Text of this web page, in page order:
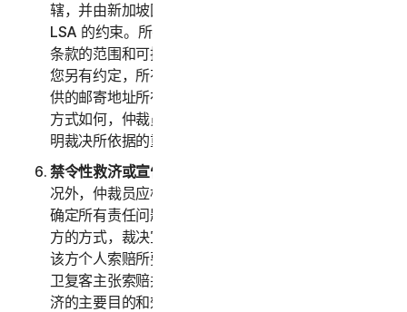
辖，并由新加坡国际仲裁中心负责管理。仲裁员受本
LSA 的约束。所有问题均由仲裁员决定，包括此仲裁
条款的范围和可执行性相关的问题。除非诺顿卫复客和
您另有约定，所有仲裁听证会均将在您索赔通知中所提
供的邮寄地址所在的国家/地区进行。不管执行仲裁的
方式如何，仲裁员都应当给出合理的书面决定，充分说
明裁决所依据的重要发现及结论。
禁令性救济或宣告性救济
况外，仲裁员应根据您或诺顿卫复客提出的任何索赔来
确定所有责任问题，仲裁员应仅以有利于寻求救济的一
方的方式，裁决宣告性救济或禁令性救济，并且仅限于
该方个人索赔所要求提供的救济范围内。如果您或诺顿
卫复客主张索赔并寻求公共禁令性救济（即：禁令性救
济的主要目的和效果是禁止非法行为未来对公众造成伤